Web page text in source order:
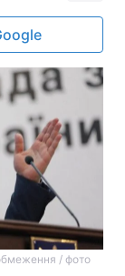
/ фото